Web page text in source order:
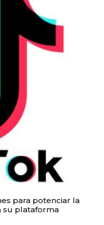
para potenciar la
su plataforma